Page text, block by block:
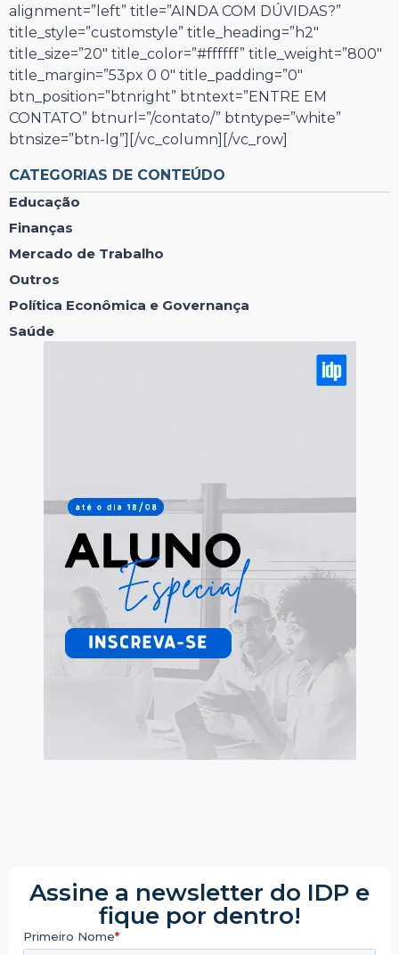
alignment=”left” title=”AINDA COM DÚVIDAS?”
title_style=”customstyle” title_heading=”h2″
title_size=”20″ title_color=”#ffffff” title_weight=”800″
title_margin=”53px 0 0″ title_padding=”0″
btn_position=”btnright” btntext=”ENTRE EM
CONTATO” btnurl=”/contato/” btntype=”white”
btnsize=”btn-lg”][/vc_column][/vc_row]
CATEGORIAS DE CONTEÚDO
Educação
Finanças
Mercado de Trabalho
Outros
Política Econômica e Governança
Saúde
Assine a newsletter do IDP e
fique por dentro!